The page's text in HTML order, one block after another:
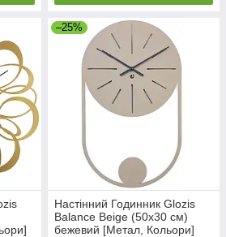
–25%
Настінний Годинник Glozis
Balance Beige (50х30 см)
бежевий [Метал, Кольори]